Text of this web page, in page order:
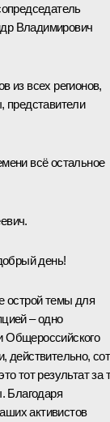
Владимирович
из всех регионов,
представители
всё остальное
день!
острой темы для
– одно
Общероссийского
действительно,
тот результат за
Благодаря
активистов